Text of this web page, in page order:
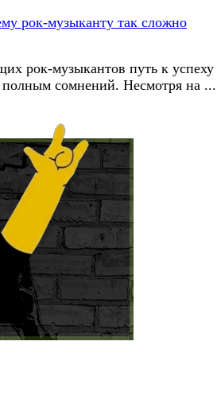
рок-музыкантов путь к успеху
сомнений. Несмотря на ...